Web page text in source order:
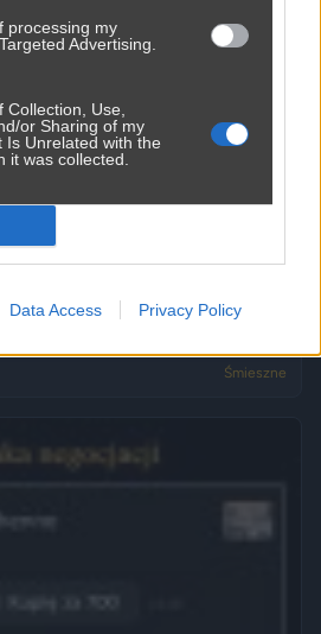
processing my
Advertising.
Use,
or Sharing of my
Is Unrelated with the
it was collected.
Data Access Privacy Policy
Śmieszne